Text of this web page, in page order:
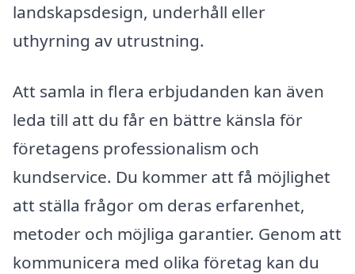
landskapsdesign, underhåll eller
uthyrning av utrustning.
Att samla in flera erbjudanden kan även
leda till att du får en bättre känsla för
företagens professionalism och
kundservice. Du kommer att få möjlighet
att ställa frågor om deras erfarenhet,
metoder och möjliga garantier. Genom att
kommunicera med olika företag kan du